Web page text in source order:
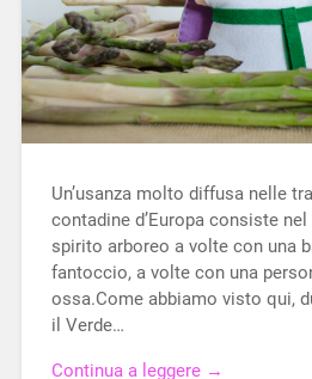
Un’usanza molto diffusa nelle
contadine d’Europa consiste
spirito arboreo a volte con una
fantoccio, a volte con una
ossa.Come abbiamo visto qui,
il Verde…
Continua a leggere →